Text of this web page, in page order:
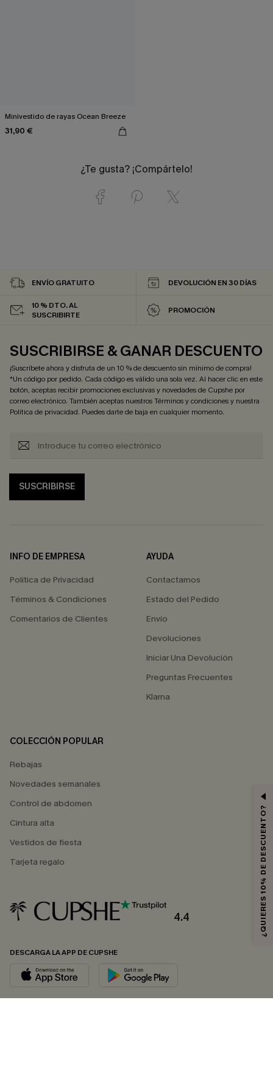
Minivestido de rayas Ocean Breeze
31,90 €
¿Te gusta? ¡Compártelo!
ENVÍO GRATUITO DEVOLUCIÓN EN 30 DÍAS
10 % DTO. AL
SUSCRIBIRTE
PROMOCIÓN
SUSCRIBIRSE & GANAR DESCUENTO
¡Suscríbete ahora y disfruta de un 10 % de descuento sin mínimo de compra!
*Un código por pedido. Cada código es válido una sola vez. Al hacer clic en este
botón, aceptas recibir promociones exclusivas y novedades de Cupshe por
correo electrónico. También aceptas nuestrosTérminos y condicionesy nuestra
Política de privacidad. Puedes darte de baja en cualquier momento.
SUSCRIBIRSE
INFO DE EMPRESA
Política de Privacidad
Términos & Condiciones
Comentarios de Clientes
AYUDA
Contactarnos
Estado del Pedido
Envío
Devoluciones
Iniciar Una Devolución
Preguntas Frecuentes
Klarna
COLECCIÓN POPULAR
Rebajas
Novedades semanales
Control de abdomen
Cintura alta
Vestidos de fiesta
Tarjeta regalo
4.4
DESCARGA LA APP DE CUPSHE
¿QUIERES 10% DE DESCUENTO?